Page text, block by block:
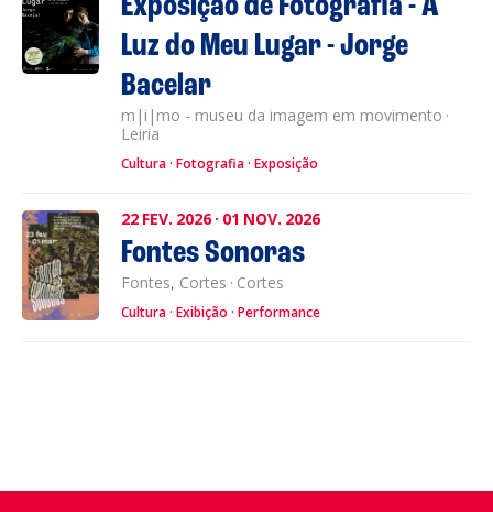
Exposição de Fotografia - A
Luz do Meu Lugar - Jorge
Bacelar
m|i|mo - museu da imagem em movimento ·
Leiria
Cultura Fotografia Exposição
22 FEV. 2026 · 01 NOV. 2026
Fontes Sonoras
Fontes, Cortes · Cortes
Cultura Exibição Performance